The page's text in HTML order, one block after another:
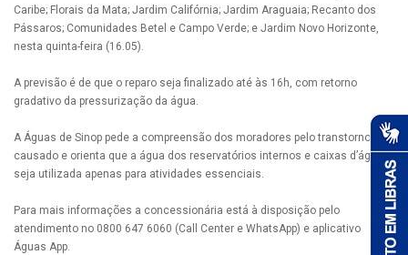
Caribe; Florais da Mata; Jardim Califórnia; Jardim Araguaia; Recanto dos
Pássaros; Comunidades Betel e Campo Verde; e Jardim Novo Horizonte,
nesta quinta-feira (16.05).
A previsão é de que o reparo seja finalizado até às 16h, com retorno
gradativo da pressurização da água.
A Águas de Sinop pede a compreensão dos moradores pelo transtorno
causado e orienta que a água dos reservatórios internos e caixas d’água
seja utilizada apenas para atividades essenciais.
Para mais informações a concessionária está à disposição pelo
atendimento no 0800 647 6060 (Call Center e WhatsApp) e aplicativo
Águas App.